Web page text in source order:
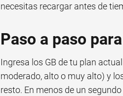
necesitas recargar antes de
Paso a paso
Ingresa los GB de tu plan
moderado, alto o muy alto) y
resto. En menos de un